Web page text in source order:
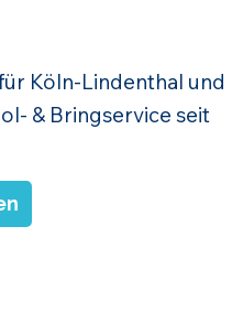
Köln-Lindenthal und
& Bringservice seit